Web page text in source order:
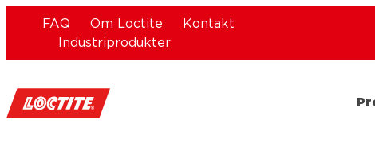
FAQ Om Loctite
Kontakt
Industriprodukter